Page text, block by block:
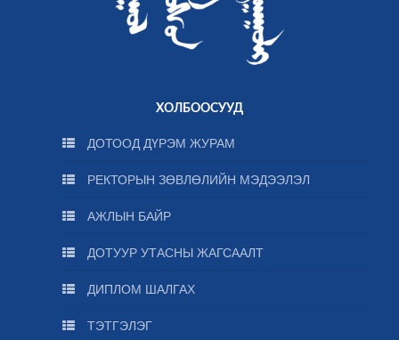
ХОЛБООСУУД
ДОТООД ДҮРЭМ ЖУРАМ
РЕКТОРЫН ЗӨВЛӨЛИЙН МЭДЭЭЛЭЛ
АЖЛЫН БАЙР
ДОТУУР УТАСНЫ ЖАГСААЛТ
ДИПЛОМ ШАЛГАХ
ТЭТГЭЛЭГ